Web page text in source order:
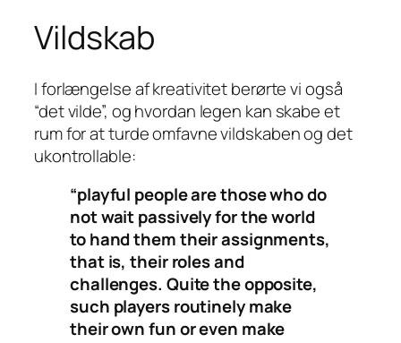
Vildskab
I forlængelse af kreativitet berørte vi også
“det vilde”, og hvordan legen kan skabe et
rum for at turde omfavne vildskaben og det
ukontrollable:
“playful people are those who do
not wait passively for the world
to hand them their assignments,
that is, their roles and
challenges. Quite the opposite,
such players routinely make
their own fun or even make